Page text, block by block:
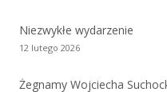
Niezwykłe wydarzenie
12 lutego 2026
Żegnamy Wojciecha